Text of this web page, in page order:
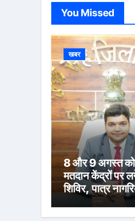
You Missed
खबर
8 और 9 अगस्त
मतदान केंद्रों पर
शिविर, पात्र
फॉर्म-6 और फॉर्म-
उपायुक्त मनीष